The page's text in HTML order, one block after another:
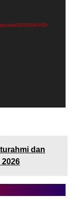
2026/04/VID-
dan